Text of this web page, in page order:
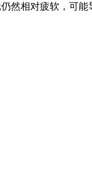
然相对疲软，可